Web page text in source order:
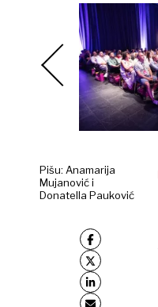
Pišu: Anamarija
Mujanović i
Donatella Pauković